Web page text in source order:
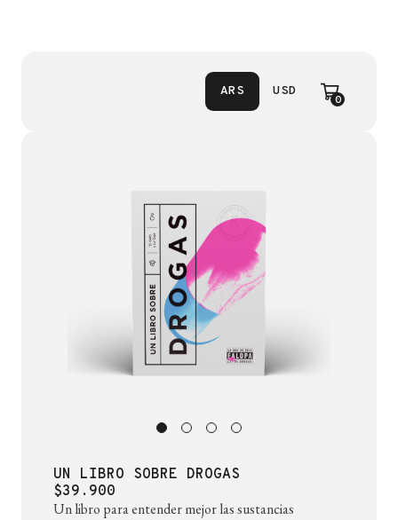
ARS USD
0
UN LIBRO SOBRE DROGAS
$39.900
Un libro para entender mejor las sustancias